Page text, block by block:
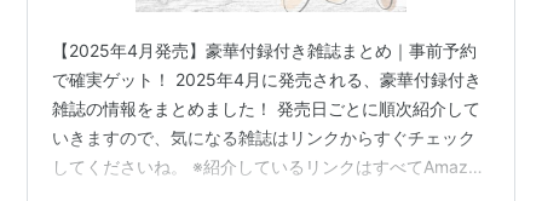
【2025年4月発売】豪華付録付き雑誌まとめ｜事前予約
で確実ゲット！ 2025年4月に発売される、豪華付録付き
雑誌の情報をまとめました！ 発売日ごとに順次紹介して
いきますので、気になる雑誌はリンクからすぐチェック
してくださいね。 ※紹介しているリンクはすべてAmazon